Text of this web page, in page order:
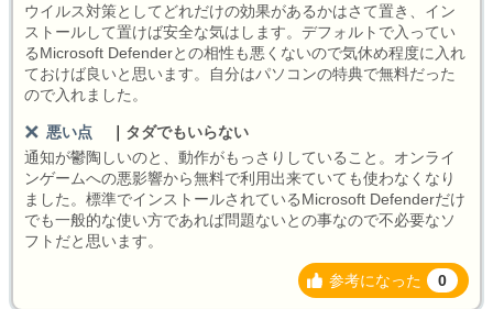
ウイルス対策としてどれだけの効果があるかはさて置き、イン
ストールして置けば安全な気はします。デフォルトで入ってい
るMicrosoft Defenderとの相性も悪くないので気休め程度に入れ
ておけば良いと思います。自分はパソコンの特典で無料だった
ので入れました。
悪い点
タダでもいらない
通知が鬱陶しいのと、動作がもっさりしていること。オンライ
ンゲームへの悪影響から無料で利用出来ていても使わなくなり
ました。標準でインストールされているMicrosoft Defenderだけ
でも一般的な使い方であれば問題ないとの事なので不必要なソ
フトだと思います。
参考になった 0